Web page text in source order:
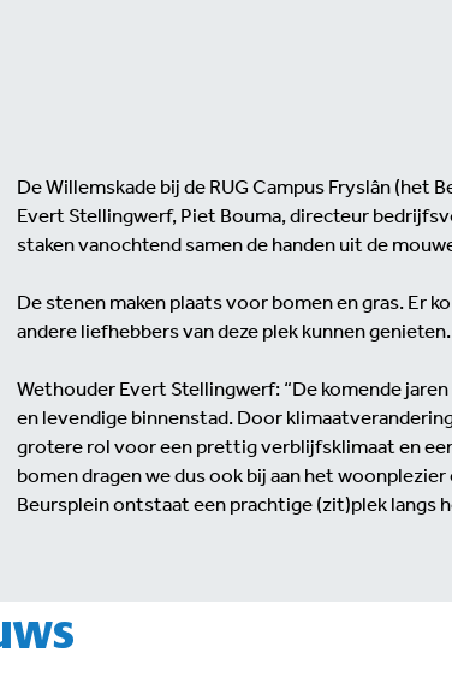
De Willemskade bij de RUG Campus Fryslân (het
Evert Stellingwerf, Piet Bouma, directeur
staken vanochtend samen de handen uit de
De stenen maken plaats voor bomen en gras. Er
andere liefhebbers van deze plek kunnen genieten.
Wethouder Evert Stellingwerf: “De komende
en levendige binnenstad. Door
grotere rol voor een prettig verblijfsklimaat en
bomen dragen we dus ook bij aan het
Beursplein ontstaat een prachtige (zit)plek langs